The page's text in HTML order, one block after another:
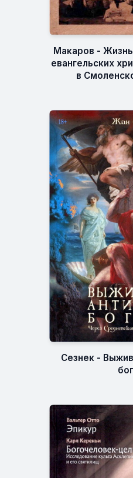
Макаров -
евангельских
в
Сезнек -